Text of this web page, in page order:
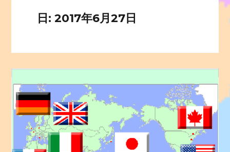
日: 2017年6月27日